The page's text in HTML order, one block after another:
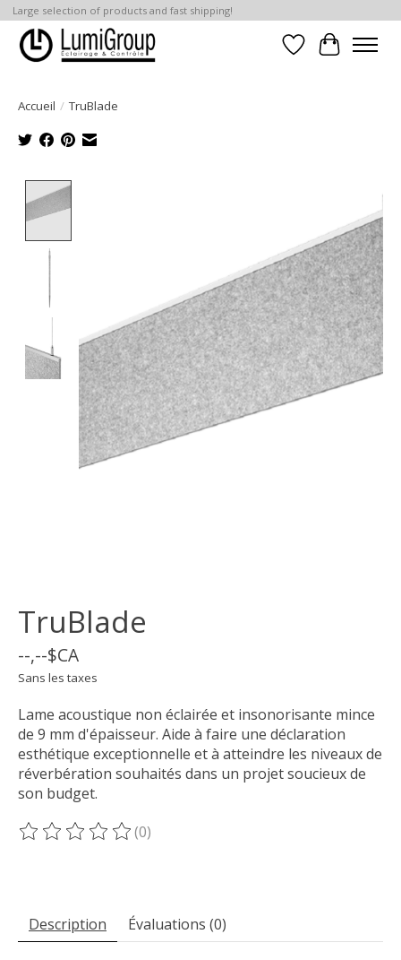
Large selection of products and fast shipping!
Liste dePanier
Accueil / TruBlade
TruBlade
--,--$CA
Sans les taxes
Lame acoustique non éclairée et insonorisante mince
de 9 mm d'épaisseur. Aide à faire une déclaration
esthétique exceptionnelle et à atteindre les niveaux de
réverbération souhaités dans un projet soucieux de
son budget.
Ce produit est évalué à
(0)
Description Évaluations (0)